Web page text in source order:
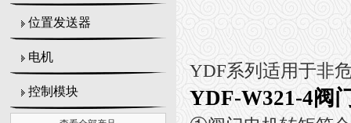
位置发送器
电机
控制模块
YDF系列适用于非
YDF-W321-4阀